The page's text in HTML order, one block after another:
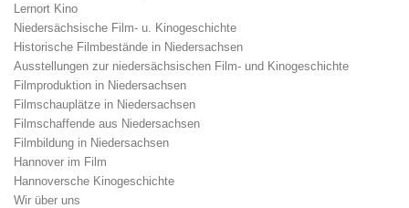
Lernort Kino
Niedersächsische Film- u. Kinogeschichte
Historische Filmbestände in Niedersachsen
Ausstellungen zur niedersächsischen Film- und Kinogeschichte
Filmproduktion in Niedersachsen
Filmschauplätze in Niedersachsen
Filmschaffende aus Niedersachsen
Filmbildung in Niedersachsen
Hannover im Film
Hannoversche Kinogeschichte
Wir über uns